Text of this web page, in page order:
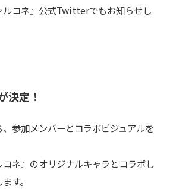
ルコネ』公式Twitterでもお知らせし
決定！
参加メンバーとコラボビジュアルを
ネ』のオリジナルキャラとコラボし
す。